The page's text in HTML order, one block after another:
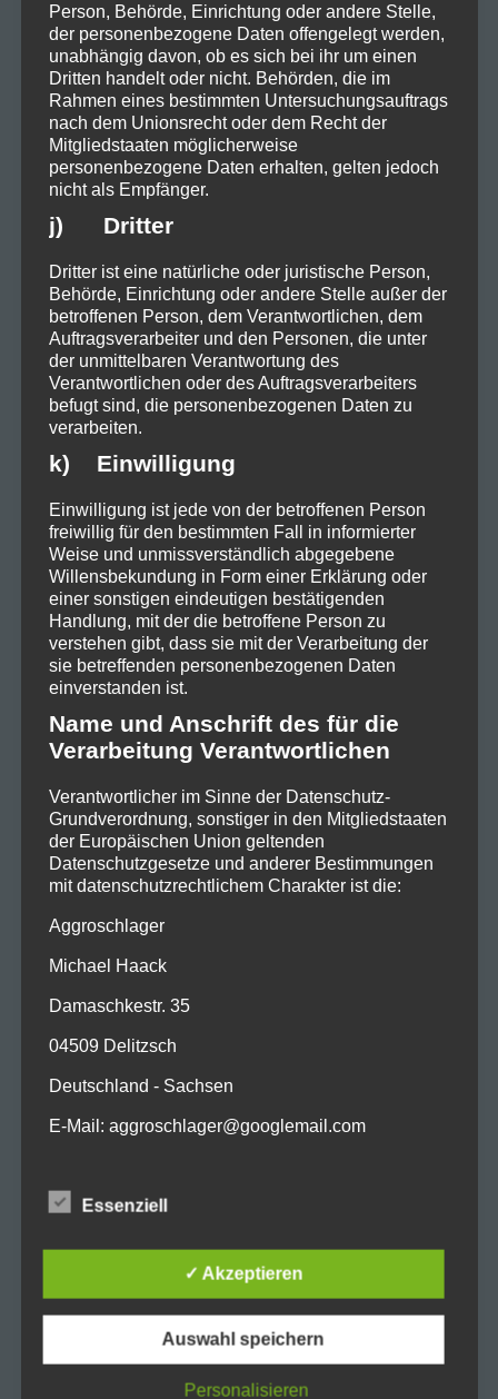
Die Kraft der
Unvollkommenheit – Dreck von
Micha Maat
In Dreck nimmt uns Micha Maat mit
auf eine musikalische Reise, die sich
zwischen #rohenKlängen und
intensiven #Lyrics bewegt. Das Stück
offenbart die Schönheit im
Unvollkommenen und lädt uns dazu
ein, auch die „dreckigen“ Seiten des
minimalistischen Synthesizer-Sounds
und einer durchdringenden Stimme
unter die Haut geht. Dreck ist mehr
zu finden.
Person, Behörde, Einrichtung oder andere Stelle,
der personenbezogene Daten offengelegt werden,
unabhängig davon, ob es sich bei ihr um einen
Dritten handelt oder nicht. Behörden, die im
Rahmen eines bestimmten Untersuchungsauftrags
nach dem Unionsrecht oder dem Recht der
Mitgliedstaaten möglicherweise
personenbezogene Daten erhalten, gelten jedoch
nicht als Empfänger.
j) Dritter
Dritter ist eine natürliche oder juristische Person,
Behörde, Einrichtung oder andere Stelle außer der
betroffenen Person, dem Verantwortlichen, dem
Auftragsverarbeiter und den Personen, die unter
der unmittelbaren Verantwortung des
Verantwortlichen oder des Auftragsverarbeiters
befugt sind, die personenbezogenen Daten zu
verarbeiten.
k) Einwilligung
Einwilligung ist jede von der betroffenen Person
freiwillig für den bestimmten Fall in informierter
Weise und unmissverständlich abgegebene
Willensbekundung in Form einer Erklärung oder
einer sonstigen eindeutigen bestätigenden
Handlung, mit der die betroffene Person zu
verstehen gibt, dass sie mit der Verarbeitung der
sie betreffenden personenbezogenen Daten
einverstanden ist.
Name und Anschrift des für die
Verarbeitung Verantwortlichen
Verantwortlicher im Sinne der Datenschutz-
Grundverordnung, sonstiger in den Mitgliedstaaten
der Europäischen Union geltenden
Datenschutzgesetze und anderer Bestimmungen
mit datenschutzrechtlichem Charakter ist die:
Aggroschlager
Michael Haack
Damaschkestr. 35
04509 Delitzsch
Deutschland - Sachsen
E-Mail: aggroschlager@googlemail.com
Cookies / SessionStorage /
LocalStorage
genannte Cookies, LocalStorage und
SessionStorage. Dies dient dazu, unser Angebot
nutzerfreundlicher, effektiver und sicherer zu
machen. Local Storage und SessionStorage ist
Essenziell
✓ Akzeptieren
Auswahl speichern
Personalisieren